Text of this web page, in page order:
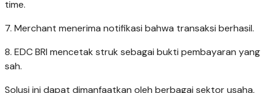
time.
7. Merchant menerima notifikasi bahwa transaksi berhasil.
8. EDC BRI mencetak struk sebagai bukti pembayaran yang
sah.
Solusi ini dapat dimanfaatkan oleh berbagai sektor usaha,